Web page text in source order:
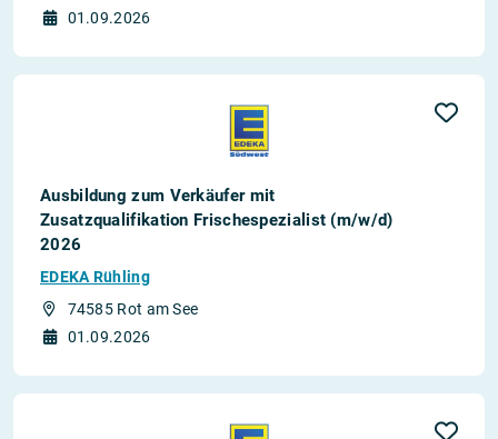
01.09.2026
Ausbildung zum Verkäufer mit
Zusatzqualifikation Frischespezialist (m/w/d)
2026
EDEKA Rühling
74585 Rot am See
01.09.2026